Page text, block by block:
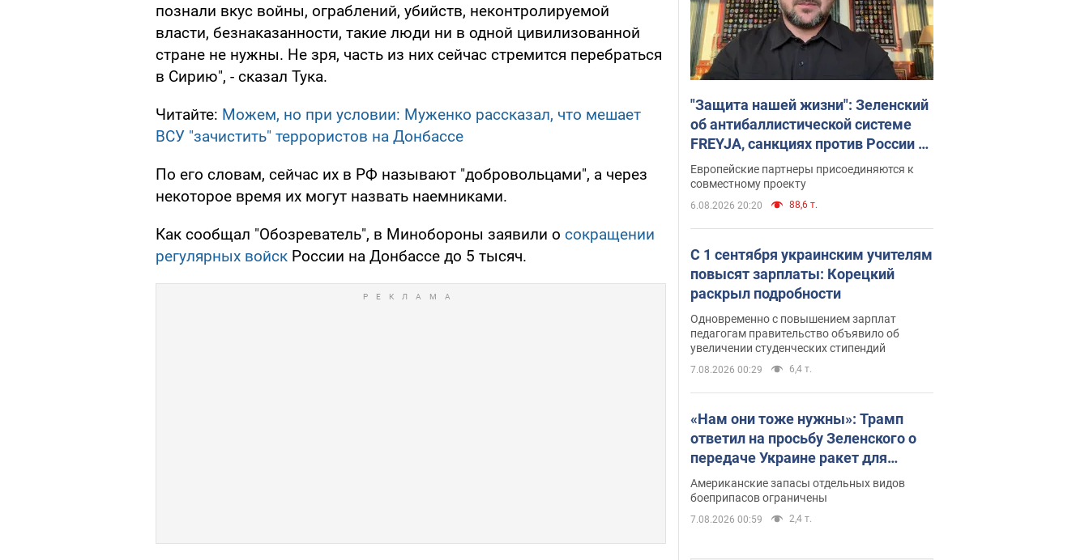
познали вкус войны, ограблений, убийств, неконтролируемой
власти, безнаказанности, такие люди ни в одной цивилизованной
стране не нужны. Не зря, часть из них сейчас стремится перебраться
в Сирию", - сказал Тука.
Читайте: Можем, но при условии: Муженко рассказал, что мешает
ВСУ "зачистить" террористов на Донбассе
По его словам, сейчас их в РФ называют "добровольцами", а через
некоторое время их могут назвать наемниками.
Как сообщал "Обозреватель", в Минобороны заявили о сокращении
регулярных войск России на Донбассе до 5 тысяч.
"Защита нашей жизни": Зеленский
об антибаллистической системе
FREYJA, санкциях против России и
поддержке аграриев. Видео
Европейские партнеры присоединяются к
совместному проекту
6.08.2026 20:20 88,6 т.
С 1 сентября украинским учителям
повысят зарплаты: Корецкий
раскрыл подробности
Одновременно с повышением зарплат
педагогам правительство объявило об
увеличении студенческих стипендий
7.08.2026 00:29 6,4 т.
«Нам они тоже нужны»: Трамп
ответил на просьбу Зеленского о
передаче Украине ракет для
Patriot
Американские запасы отдельных видов
боеприпасов ограничены
7.08.2026 00:59 2,4 т.